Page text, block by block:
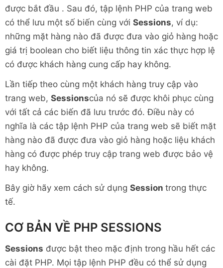
được bắt đầu . Sau đó, tập lệnh PHP của trang web
có thể lưu một số biến cùng với Sessions, ví dụ:
những mặt hàng nào đã được đưa vào giỏ hàng hoặc
giá trị boolean cho biết liệu thông tin xác thực hợp lệ
có được khách hàng cung cấp hay không.
Lần tiếp theo cùng một khách hàng truy cập vào
trang web, Sessionscủa nó sẽ được khôi phục cùng
với tất cả các biến đã lưu trước đó. Điều này có
nghĩa là các tập lệnh PHP của trang web sẽ biết mặt
hàng nào đã được đưa vào giỏ hàng hoặc liệu khách
hàng có được phép truy cập trang web được bảo vệ
hay không.
Bây giờ hãy xem cách sử dụng Session trong thực
tế.
CƠ BẢN VỀ PHP SESSIONS
Sessions được bật theo mặc định trong hầu hết các
cài đặt PHP. Mọi tập lệnh PHP đều có thể sử dụng